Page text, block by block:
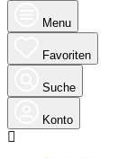
Menu
Favoriten
Suche
Konto